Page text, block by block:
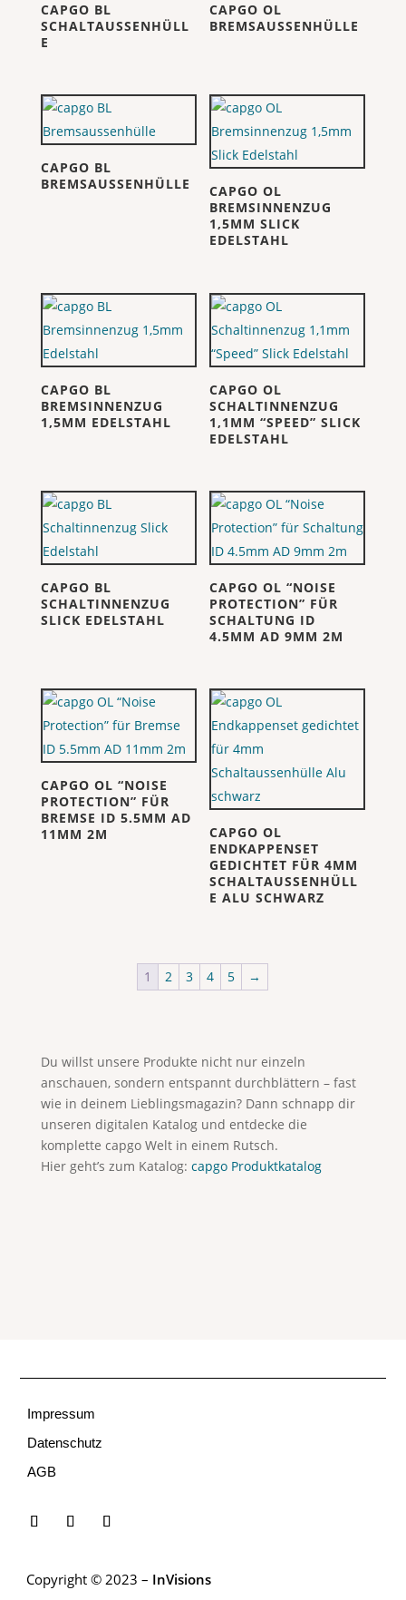
CAPGO BL
SCHALTAUSSENHÜLL
E
CAPGO OL
BREMSAUSSENHÜLLE
CAPGO BL
BREMSAUSSENHÜLLE
CAPGO OL
BREMSINNENZUG
1,5MM SLICK
EDELSTAHL
CAPGO BL
BREMSINNENZUG
1,5MM EDELSTAHL
CAPGO OL
SCHALTINNENZUG
1,1MM “SPEED” SLICK
EDELSTAHL
CAPGO BL
SCHALTINNENZUG
SLICK EDELSTAHL
CAPGO OL “NOISE
PROTECTION” FÜR
SCHALTUNG ID
4.5MM AD 9MM 2M
CAPGO OL “NOISE
PROTECTION” FÜR
BREMSE ID 5.5MM AD
11MM 2M
CAPGO OL
ENDKAPPENSET
GEDICHTET FÜR 4MM
SCHALTAUSSENHÜLL
E ALU SCHWARZ
1 2 3 4 5 →
Du willst unsere Produkte nicht nur einzeln
anschauen, sondern entspannt durchblättern – fast
wie in deinem Lieblingsmagazin? Dann schnapp dir
unseren digitalen Katalog und entdecke die
komplette capgo Welt in einem Rutsch.
Hier geht’s zum Katalog: capgo Produktkatalog
Impressum
Datenschutz
AGB
Copyright © 2023 – InVisions